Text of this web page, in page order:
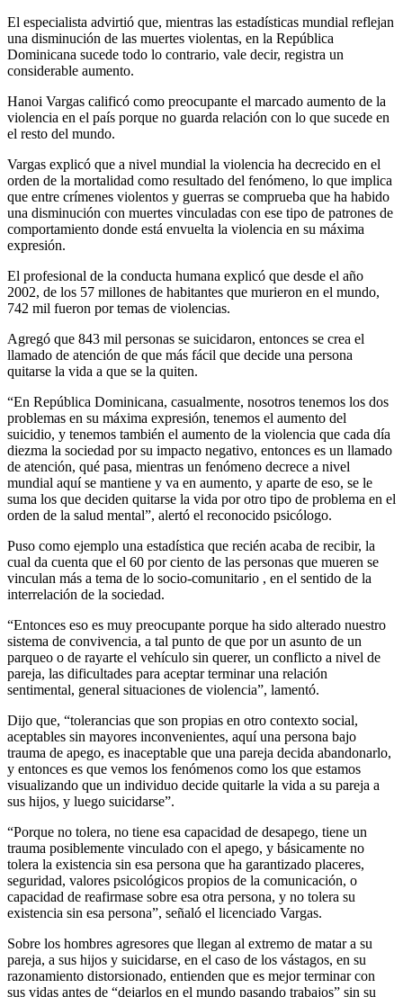
El especialista advirtió que, mientras las estadísticas mundial reflejan
una disminución de las muertes violentas, en la República
Dominicana sucede todo lo contrario, vale decir, registra un
considerable aumento.
Hanoi Vargas calificó como preocupante el marcado aumento de la
violencia en el país porque no guarda relación con lo que sucede en
el resto del mundo.
Vargas explicó que a nivel mundial la violencia ha decrecido en el
orden de la mortalidad como resultado del fenómeno, lo que implica
que entre crímenes violentos y guerras se comprueba que ha habido
una disminución con muertes vinculadas con ese tipo de patrones de
comportamiento donde está envuelta la violencia en su máxima
expresión.
El profesional de la conducta humana explicó que desde el año
2002, de los 57 millones de habitantes que murieron en el mundo,
742 mil fueron por temas de violencias.
Agregó que 843 mil personas se suicidaron, entonces se crea el
llamado de atención de que más fácil que decide una persona
quitarse la vida a que se la quiten.
“En República Dominicana, casualmente, nosotros tenemos los dos
problemas en su máxima expresión, tenemos el aumento del
suicidio, y tenemos también el aumento de la violencia que cada día
diezma la sociedad por su impacto negativo, entonces es un llamado
de atención, qué pasa, mientras un fenómeno decrece a nivel
mundial aquí se mantiene y va en aumento, y aparte de eso, se le
suma los que deciden quitarse la vida por otro tipo de problema en el
orden de la salud mental”, alertó el reconocido psicólogo.
Puso como ejemplo una estadística que recién acaba de recibir, la
cual da cuenta que el 60 por ciento de las personas que mueren se
vinculan más a tema de lo socio-comunitario , en el sentido de la
interrelación de la sociedad.
“Entonces eso es muy preocupante porque ha sido alterado nuestro
sistema de convivencia, a tal punto de que por un asunto de un
parqueo o de rayarte el vehículo sin querer, un conflicto a nivel de
pareja, las dificultades para aceptar terminar una relación
sentimental, general situaciones de violencia”, lamentó.
Dijo que, “tolerancias que son propias en otro contexto social,
aceptables sin mayores inconvenientes, aquí una persona bajo
trauma de apego, es inaceptable que una pareja decida abandonarlo,
y entonces es que vemos los fenómenos como los que estamos
visualizando que un individuo decide quitarle la vida a su pareja a
sus hijos, y luego suicidarse”.
“Porque no tolera, no tiene esa capacidad de desapego, tiene un
trauma posiblemente vinculado con el apego, y básicamente no
tolera la existencia sin esa persona que ha garantizado placeres,
seguridad, valores psicológicos propios de la comunicación, o
capacidad de reafirmase sobre esa otra persona, y no tolera su
existencia sin esa persona”, señaló el licenciado Vargas.
Sobre los hombres agresores que llegan al extremo de matar a su
pareja, a sus hijos y suicidarse, en el caso de los vástagos, en su
razonamiento distorsionado, entienden que es mejor terminar con
sus vidas antes de “dejarlos en el mundo pasando trabajos” sin su